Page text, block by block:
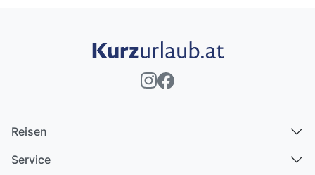
Reisen
Service